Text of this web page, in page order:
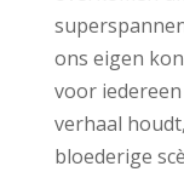
ons eigen
voor
verhaal
bloederige